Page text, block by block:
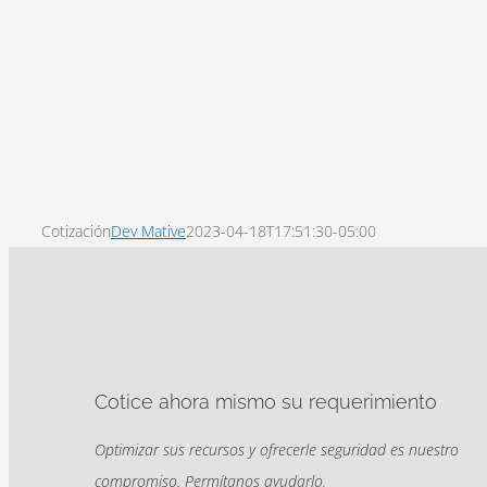
CotizaciónDev Mative2023-04-18T17:51:30-05:00
Cotice ahora mismo su requerimiento
Optimizar sus recursos y ofrecerle seguridad es nuestro
compromiso. Permítanos ayudarlo.